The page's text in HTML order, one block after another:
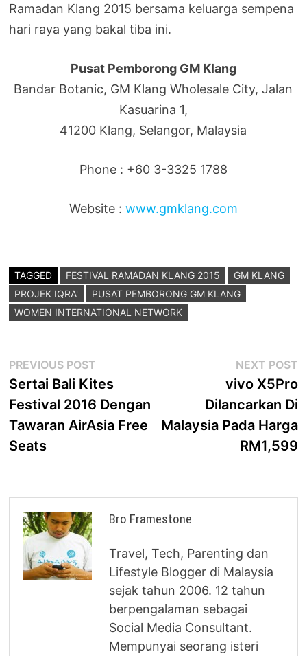
Ramadan Klang 2015 bersama keluarga sempena
hari raya yang bakal tiba ini.
Pusat Pemborong GM Klang
Bandar Botanic, GM Klang Wholesale City, Jalan
Kasuarina 1,
41200 Klang, Selangor, Malaysia
Phone : +60 3-3325 1788
Website : www.gmklang.com
TAGGED FESTIVAL RAMADAN KLANG 2015
GM KLANG
PROJEK IQRA'
PUSAT PEMBORONG GM KLANG
WOMEN INTERNATIONAL NETWORK
Post
navigation
PREVIOUS POST
post:
Sertai Bali Kites
Festival 2016 Dengan
Tawaran AirAsia Free
Seats
NEXT POST
vivo X5Pro
Dilancarkan Di
Malaysia Pada Harga
RM1,599
Bro Framestone
Travel, Tech, Parenting dan
Lifestyle Blogger di Malaysia
sejak tahun 2006. 12 tahun
berpengalaman sebagai
Social Media Consultant.
Mempunyai seorang isteri